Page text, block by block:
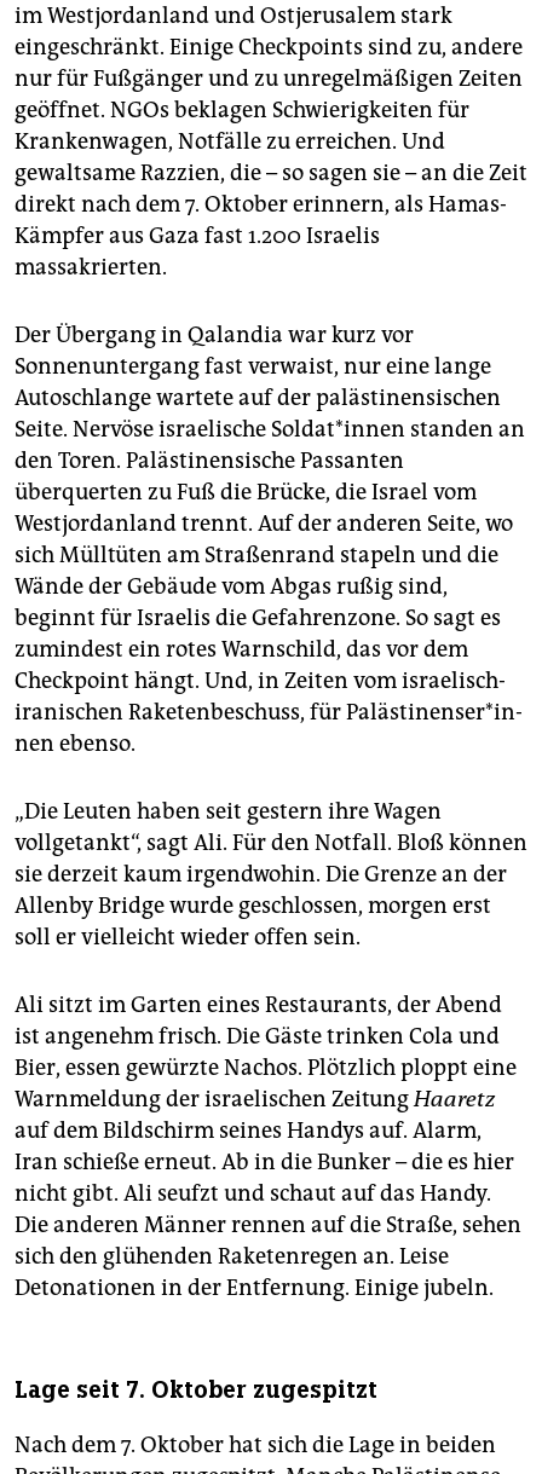
im Westjordanland und Ostjerusalem stark
eingeschränkt. Einige Checkpoints sind zu, andere
nur für Fußgänger und zu unregelmäßigen Zeiten
geöffnet. NGOs beklagen Schwierigkeiten für
Krankenwagen, Notfälle zu erreichen. Und
gewaltsame Razzien, die – so sagen sie – an die Zeit
direkt nach dem 7. Oktober erinnern, als Hamas-
Kämpfer aus Gaza fast 1.200 Israelis
massakrierten.
Der Übergang in Qalandia war kurz vor
Sonnenuntergang fast verwaist, nur eine lange
Autoschlange wartete auf der palästinensischen
Seite. Nervöse israelische Sol­da­t*in­nen standen an
den Toren. Palästinensische Passanten
überquerten zu Fuß die Brücke, die Israel vom
Westjordanland trennt. Auf der anderen Seite, wo
sich Mülltüten am Straßenrand stapeln und die
Wände der Gebäude vom Abgas rußig sind,
beginnt für Israelis die Gefahrenzone. So sagt es
zumindest ein rotes Warnschild, das vor dem
Checkpoint hängt. Und, in Zeiten vom israelisch-
iranischen Raketenbeschuss, für Pa­läs­ti­nen­se­r*in­
nen ebenso.
„Die Leuten haben seit gestern ihre Wagen
vollgetankt“, sagt Ali. Für den Notfall. Bloß können
sie derzeit kaum irgendwohin. Die Grenze an der
Allenby Bridge wurde geschlossen, morgen erst
soll er vielleicht wieder offen sein.
Ali sitzt im Garten eines Restaurants, der Abend
ist angenehm frisch. Die Gäste trinken Cola und
Bier, essen gewürzte Nachos. Plötzlich ploppt eine
Warnmeldung der israelischen ZeitungHaaretz
auf dem Bildschirm seines Handys auf. Alarm,
Iran schieße erneut. Ab in die Bunker – die es hier
nicht gibt. Ali seufzt und schaut auf das Handy.
Die anderen Männer rennen auf die Straße, sehen
sich den glühenden Raketenregen an. Leise
Detonationen in der Entfernung. Einige jubeln.
Lage seit 7. Oktober zugespitzt
Nach dem 7. Oktober hat sich die Lage in beiden